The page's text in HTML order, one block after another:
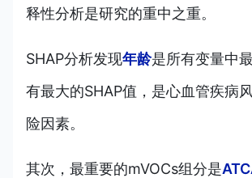
释性分析是研究的重中之重。
SHAP分析发现年龄是所有变量中
有最大的SHAP值，是心血管疾病
险因素。
其次，最重要的mVOCs组分是